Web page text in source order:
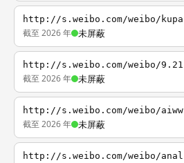
http://s.weibo.com/weibo/kupa
截至 2026 年 未屏蔽
http://s.weibo.com/weibo/9.21
截至 2026 年 未屏蔽
http://s.weibo.com/weibo/aiww
截至 2026 年 未屏蔽
http://s.weibo.com/weibo/anal